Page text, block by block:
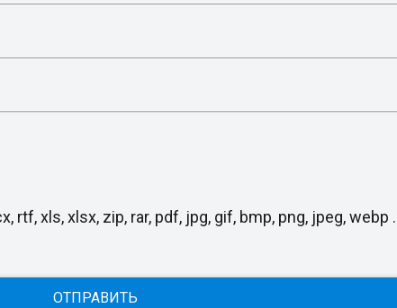
xls, xlsx, zip, rar, pdf, jpg, gif, bmp, png, jpeg, webp .
ОТПРАВИТЬ